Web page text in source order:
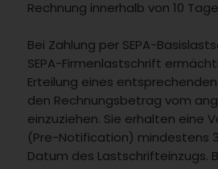
Rechnung innerhalb von 10
Bei Zahlung per SEPA-
SEPA-Firmenlastschrift
Erteilung eines entsprechenden
den Rechnungsbetrag vom
einzuziehen. Sie erhalten eine
(Pre-Notification) mindestens
Datum des Lastschrifteinzugs.